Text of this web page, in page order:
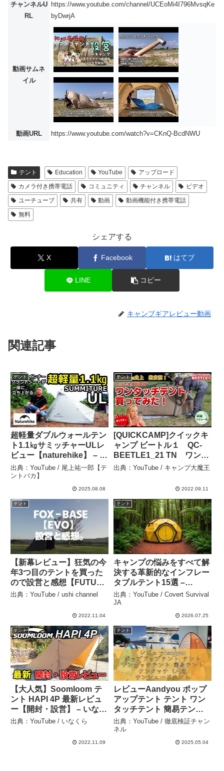
チャンネルU
RL
https://www.youtube.com/channel/UCEoMi4I796MvsqKe
byDwrjA
動画サムネ
イル
動画URL https://www.youtube.com/watch?v=CKnQ-BcdNWU
テント Education YouTube
アップロード
カメラ付き携帯電話
コミュニティ チャンネル
ビデオ
ユーチューブ
共有 動画
動画機能付き携帯電話
無料
シェアする
X Facebook はてブ
LINE コピー
キャンプギアレビュー動画
関連記事
テント
超軽量ダブルウォールテン
ト1.1㎏サミッチャーULレ
ビュー【naturehike】 – 尾
上祐一郎【テントバカ】
出典：YouTube / 尾上祐一郎【テ
ントバカ】
2025.08.08
テント
[QUICKCAMP]クイックキ
ャンプ ビートル１ QC-
BEETLE1_21 TN ワンタ
ッチソロテントレビュー –
出典：YouTube / キャンプ大魔王
2022.09.11
テント
【新幕レビュー】狂気の今
年3つ目のテントを買った
ので設営と感想【FUTURE
FOX／FOX-BASE EVO】
出典：YouTube / ushi channel
2022.11.04
テント
キャンプの悩みをすべて解
決する革新的なインフレー
タブルテント15選 –
Covert Survival JA
出典：YouTube / Covert Survival
JA
2026.07.25
テント
【大人気】Soomloom テ
ント HAPI 4P 最新レビュ
ー【開封・設営】 – いなく
ら
出典：YouTube / いなくら
2022.11.09
テント
レビューAandyou ポップ
アップテント テント ワン
タッチテント 簡易テント
ワンタッチ 1人用 サンシェ
ードテント 2-3人用 軽量 屋
内 用 テント 運動会 テント
出典：YouTube / 徹底検証チャン
ネル
2025.05.04